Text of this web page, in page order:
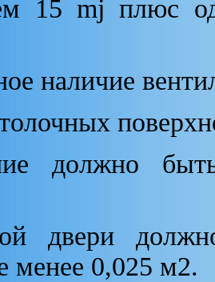
15 mj плюс
наличие
должно
двери
менее 0,025 м2.